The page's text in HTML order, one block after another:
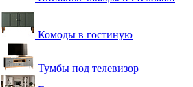
Комоды в гостиную
Тумбы под телевизор